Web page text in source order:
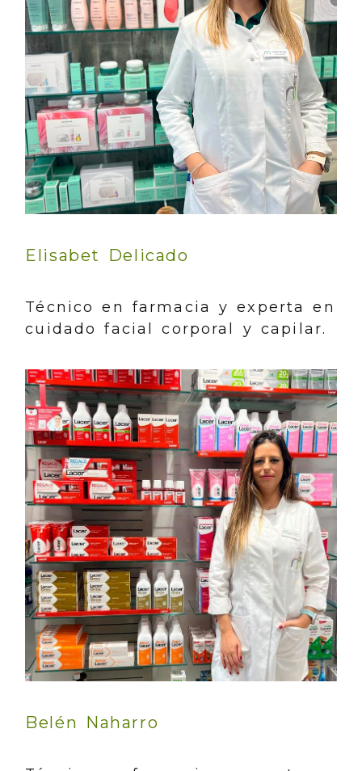
Elisabet Delicado
Técnico en farmacia y experta en
cuidado facial corporal y capilar.
Belén Naharro